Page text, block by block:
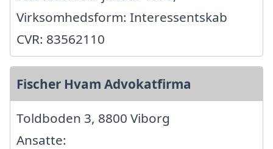
Virksomhedsform: Interessentskab
CVR: 83562110
Fischer Hvam Advokatfirma
Toldboden 3, 8800 Viborg
Ansatte: